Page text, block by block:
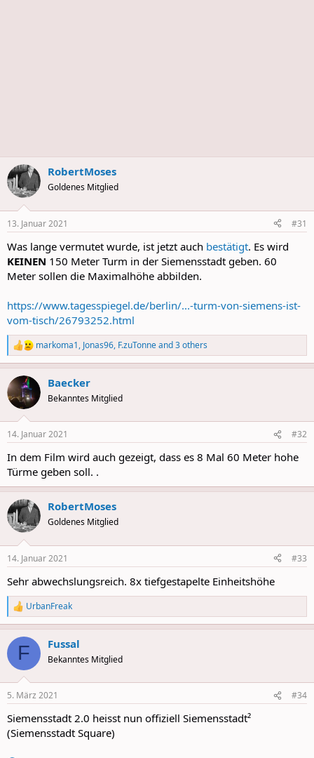
RobertMoses
Goldenes Mitglied
13. Januar 2021 #31
Was lange vermutet wurde, ist jetzt auch bestätigt. Es wird
KEINEN 150 Meter Turm in der Siemensstadt geben. 60
Meter sollen die Maximalhöhe abbilden.
https://www.tagesspiegel.de/berlin/...-turm-von-siemens-ist-
vom-tisch/26793252.html
R
e
a
c
t
i
s
markoma1, Jonas96, F.zuTonneand 3 others
Baecker
Bekanntes Mitglied
14. Januar 2021 #32
In dem Film wird auch gezeigt, dass es 8 Mal 60 Meter hohe
Türme geben soll. .
RobertMoses
Goldenes Mitglied
14. Januar 2021 #33
Sehr abwechslungsreich. 8x tiefgestapelte Einheitshöhe
R
e
a
c
i
s
UrbanFreak
F Fussal
Bekanntes Mitglied
5. März 2021 #34
Siemensstadt 2.0 heisst nun offiziell Siemensstadt²
(Siemensstadt Square)